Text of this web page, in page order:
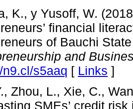
K., y Yusoff, W.
financial
of Bauchi
and
s5aaq [ Links ]
Zhou, L., Xie, C.,
SMEs’ credit